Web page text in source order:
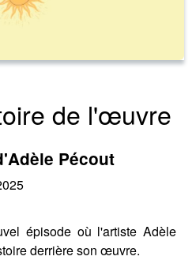
de l'œuvre
Pécout
épisode où l'artiste Adèle
derrière son œuvre.